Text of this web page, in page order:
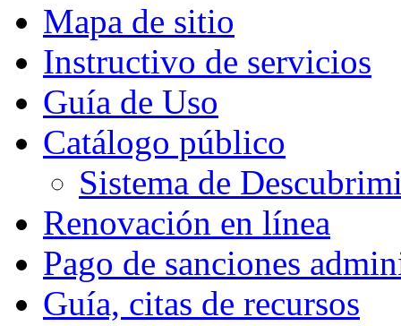
Mapa de sitio
Instructivo de servicios
Guía de Uso
Catálogo público
Sistema de
Renovación en línea
Pago de sanciones
Guía, citas de recursos